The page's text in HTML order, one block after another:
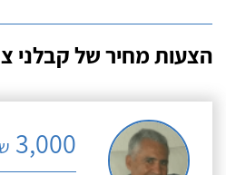
הצעות מחיר של קבלני
3,000